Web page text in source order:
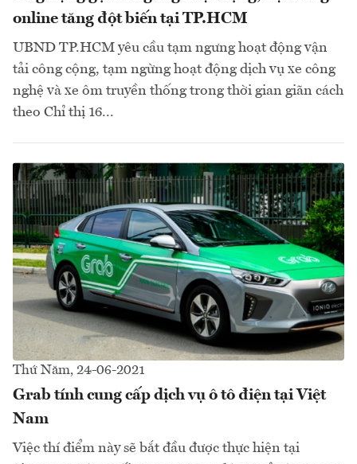
online tăng đột biến tại TP.HCM
UBND TP.HCM yêu cầu tạm ngưng hoạt động vận
tải công cộng, tạm ngừng hoạt động dịch vụ xe công
nghệ và xe ôm truyền thống trong thời gian giãn cách
theo Chỉ thị 16...
Thứ Năm, 24-06-2021
Grab tính cung cấp dịch vụ ô tô điện tại Việt
Nam
Việc thí điểm này sẽ bắt đầu được thực hiện tại